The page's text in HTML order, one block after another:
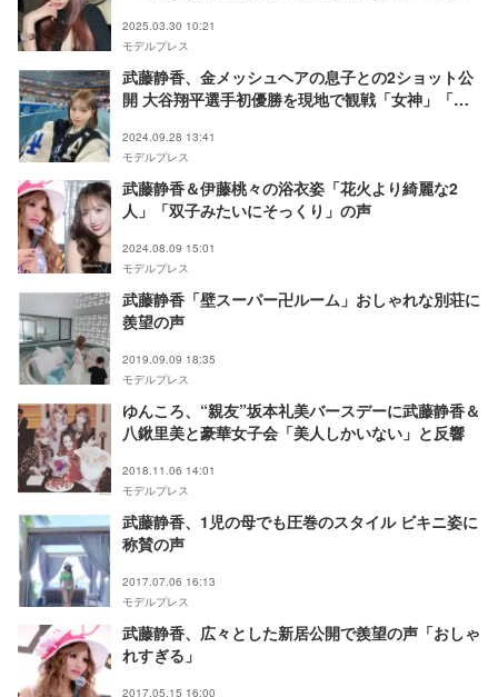
2025.03.30 10:21
モデルプレス
武藤静香、金メッシュヘアの息子との2ショット公
開 大谷翔平選手初優勝を現地で観戦「女神」「お
2024.09.28 13:41
モデルプレス
武藤静香＆伊藤桃々の浴衣姿「花火より綺麗な2
人」「双子みたいにそっくり」の声
2024.08.09 15:01
モデルプレス
武藤静香「壁スーパー卍ルーム」おしゃれな別荘に
羨望の声
2019.09.09 18:35
モデルプレス
ゆんころ、“親友”坂本礼美バースデーに武藤静香＆
八鍬里美と豪華女子会「美人しかいない」と反響
2018.11.06 14:01
モデルプレス
武藤静香、1児の母でも圧巻のスタイル ビキニ姿に
称賛の声
2017.07.06 16:13
モデルプレス
武藤静香、広々とした新居公開で羨望の声「おしゃ
れすぎる」
2017.05.15 16:00